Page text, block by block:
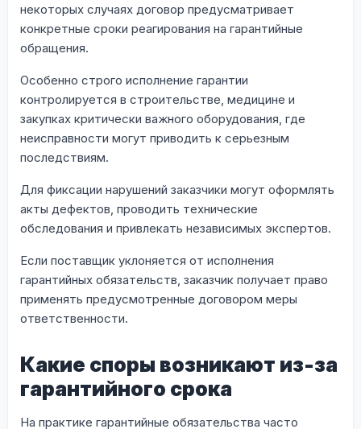
некоторых случаях договор предусматривает
конкретные сроки реагирования на гарантийные
обращения.
Особенно строго исполнение гарантии
контролируется в строительстве, медицине и
закупках критически важного оборудования, где
неисправности могут приводить к серьезным
последствиям.
Для фиксации нарушений заказчики могут оформлять
акты дефектов, проводить технические
обследования и привлекать независимых экспертов.
Если поставщик уклоняется от исполнения
гарантийных обязательств, заказчик получает право
применять предусмотренные договором меры
ответственности.
Какие споры возникают из-за
гарантийного срока
На практике гарантийные обязательства часто